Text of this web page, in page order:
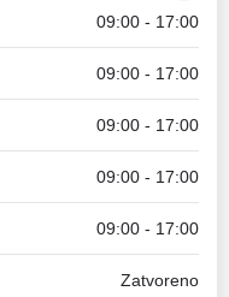
09:00 - 17:00
09:00 - 17:00
09:00 - 17:00
09:00 - 17:00
09:00 - 17:00
Zatvoreno